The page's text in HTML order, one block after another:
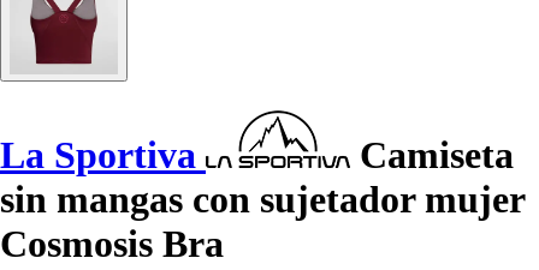
La Sportiva
Camiseta
sin mangas con sujetador mujer
Cosmosis Bra